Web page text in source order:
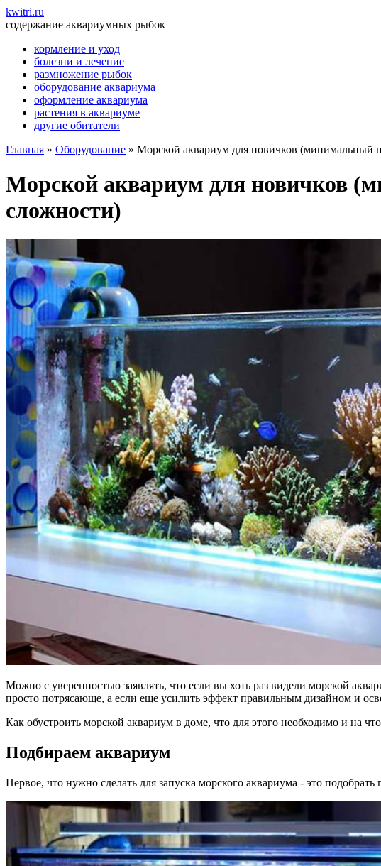
kwitri.ru
содержание аквариумных рыбок
кормление и уход
болезни и лечение
размножение рыбок
оборудование аквариума
оформление аквариума
растения в аквариуме
другие обитатели
Главная » Оборудование » Морской аквариум для новичков (минимальный
Морской аквариум для новичков
сложности)
Можно с уверенностью заявлять, что если вы хоть раз видели морской
просто потрясающе, а если еще усилить эффект правильным дизайном и
Как обустроить морской аквариум в доме, что для этого необходимо и на
Подбираем аквариум
Первое, что нужно сделать для запуска морского аквариума - это